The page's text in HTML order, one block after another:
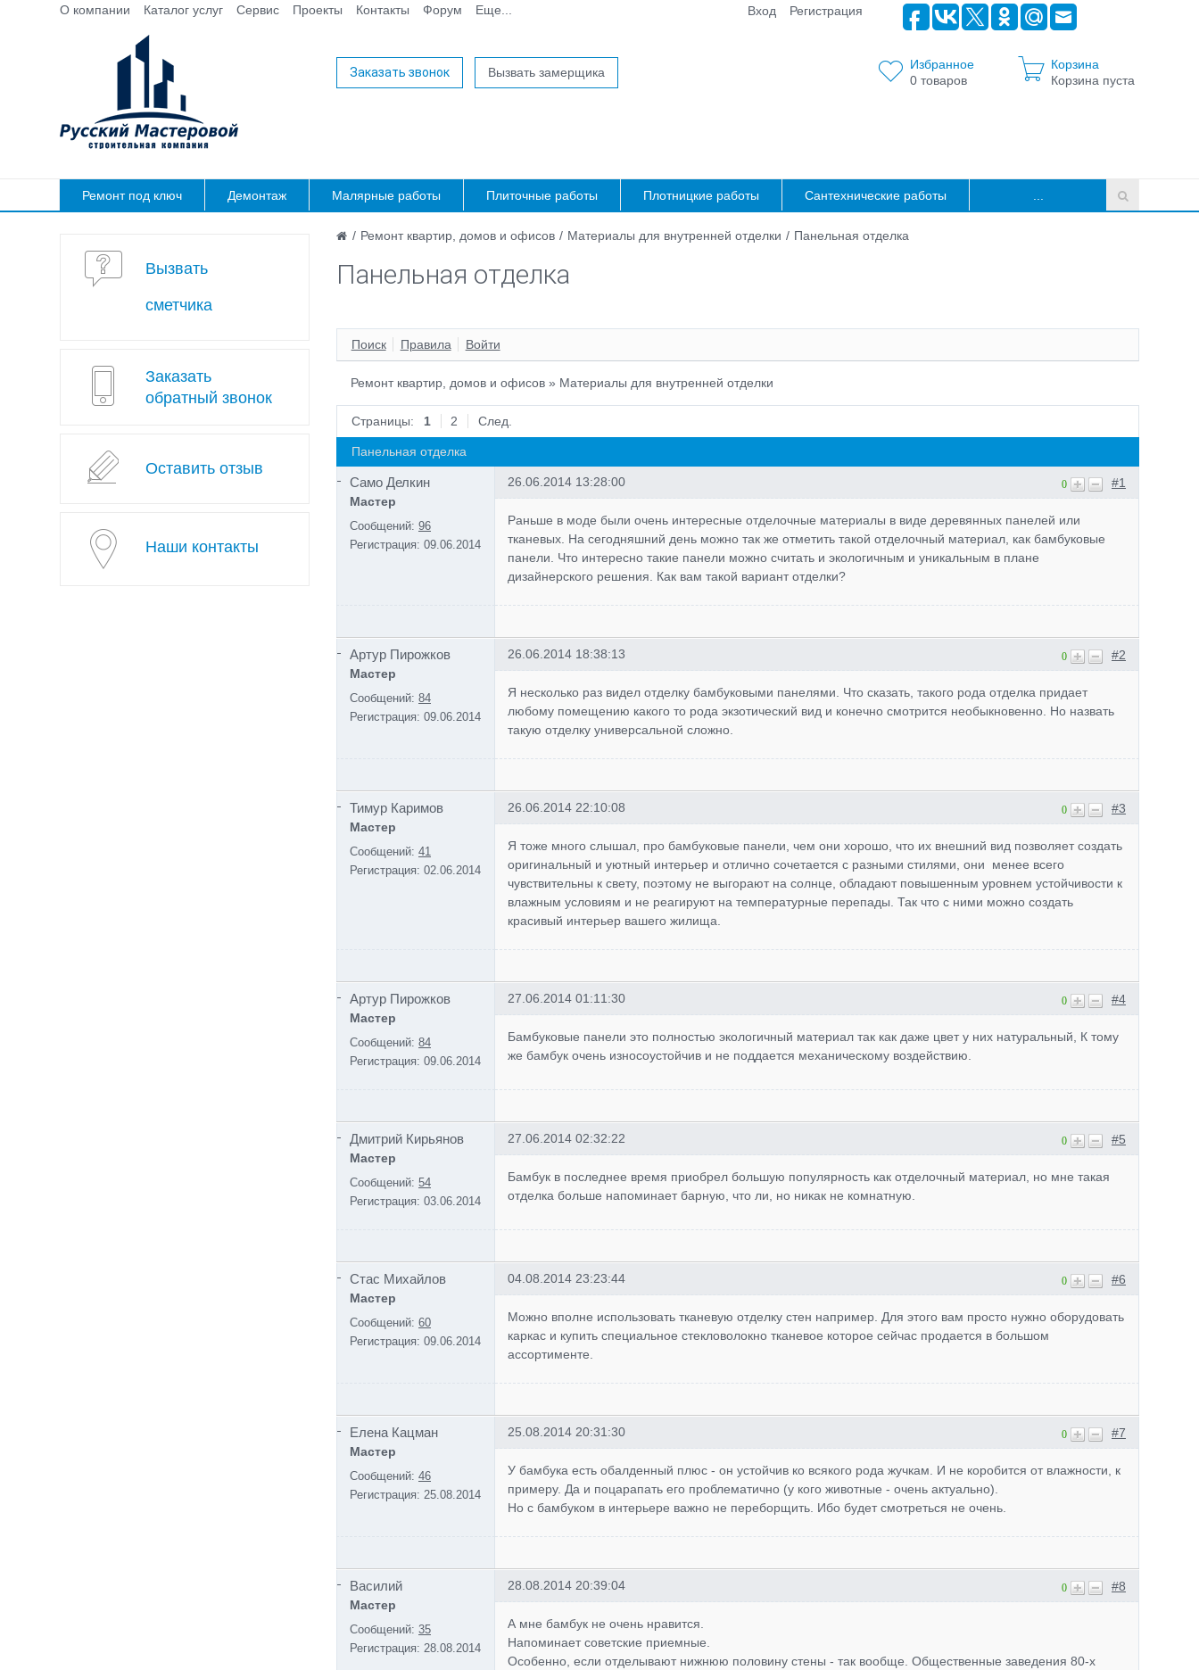
О компании Каталог услуг Сервис Проекты Контакты Форум Еще... Вход Регистрация
Заказать звонок Вызвать замерщика
Избранное
0 товаров
Корзина
Корзина пуста
Ремонт под ключ Демонтаж Малярные работы Плиточные работы Плотницкие работы Сантехнические работы
/ Ремонт квартир, домов и офисов / Материалы для внутренней отделки / Панельная отделка
Панельная отделка
Поиск Правила Войти
Ремонт квартир, домов и офисов » Материалы для внутренней отделки
Страницы: 1 2 След.
Панельная отделка
Само Делкин
Мастер
Сообщений: 96
Регистрация: 09.06.2014
#1
0
26.06.2014 13:28:00
Раньше в моде были очень интересные отделочные материалы в виде деревянных панелей или
тканевых. На сегодняшний день можно так же отметить такой отделочный материал, как бамбуковые
панели. Что интересно такие панели можно считать и экологичным и уникальным в плане
дизайнерского решения. Как вам такой вариант отделки?
Артур Пирожков
Мастер
Сообщений: 84
Регистрация: 09.06.2014
#2
0
26.06.2014 18:38:13
Я несколько раз видел отделку бамбуковыми панелями. Что сказать, такого рода отделка придает
любому помещению какого то рода экзотический вид и конечно смотрится необыкновенно. Но назвать
такую отделку универсальной сложно.
Тимур Каримов
Мастер
Сообщений: 41
Регистрация: 02.06.2014
#3
0
26.06.2014 22:10:08
Я тоже много слышал, про бамбуковые панели, чем они хорошо, что их внешний вид позволяет создать
оригинальный и уютный интерьер и отлично сочетается с разными стилями, они менее всего
чувствительны к свету, поэтому не выгорают на солнце, обладают повышенным уровнем устойчивости к
влажным условиям и не реагируют на температурные перепады. Так что с ними можно создать
красивый интерьер вашего жилища.
Артур Пирожков
Мастер
Сообщений: 84
Регистрация: 09.06.2014
#4
0
27.06.2014 01:11:30
Бамбуковые панели это полностью экологичный материал так как даже цвет у них натуральный, К тому
же бамбук очень износоустойчив и не поддается механическому воздействию.
Дмитрий Кирьянов
Мастер
Сообщений: 54
Регистрация: 03.06.2014
#5
0
27.06.2014 02:32:22
Бамбук в последнее время приобрел большую популярность как отделочный материал, но мне такая
отделка больше напоминает барную, что ли, но никак не комнатную.
Стас Михайлов
Мастер
Сообщений: 60
Регистрация: 09.06.2014
#6
0
04.08.2014 23:23:44
Можно вполне использовать тканевую отделку стен например. Для этого вам просто нужно оборудовать
каркас и купить специальное стекловолокно тканевое которое сейчас продается в большом
ассортименте.
Елена Кацман
Мастер
Сообщений: 46
Регистрация: 25.08.2014
#7
0
25.08.2014 20:31:30
У бамбука есть обалденный плюс - он устойчив ко всякого рода жучкам. И не коробится от влажности, к
примеру. Да и поцарапать его проблематично (у кого животные - очень актуально).
Но с бамбуком в интерьере важно не переборщить. Ибо будет смотреться не очень.
Василий
Мастер
Сообщений: 35
Регистрация: 28.08.2014
#8
0
28.08.2014 20:39:04
А мне бамбук не очень нравится.
Напоминает советские приемные.
Особенно, если отделывают нижнюю половину стены - так вообще. Общественные заведения 80-х
Вызвать
сметчика
Заказать
обратный звонок
Оставить отзыв
Наши контакты